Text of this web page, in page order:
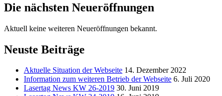
Die nächsten Neueröffnungen
Aktuell keine weiteren Neueröffnungen bekannt.
Neuste Beiträge
Aktuelle Situation der Webseite 14. Dezember 2022
Information zum weiteren Betrieb der Webseite 6. Juli 2020
Lasertag News KW 26-2019 30. Juni 2019